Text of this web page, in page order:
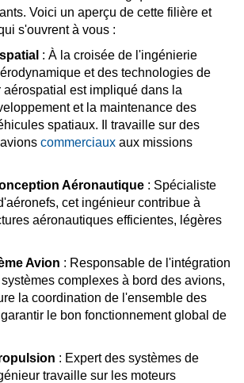
Voici un aperçu de cette filière et
s'ouvrent à vous :
: À la croisée de l'ingénierie
et des technologies de
est impliqué dans la
et la maintenance des
spatiaux. Il travaille sur des
commerciaux aux missions
Aéronautique : Spécialiste
cet ingénieur contribue à
aéronautiques efficientes, légères
Avion : Responsable de l'intégration
complexes à bord des avions,
la coordination de l'ensemble des
le bon fonctionnement global de
: Expert des systèmes de
travaille sur les moteurs